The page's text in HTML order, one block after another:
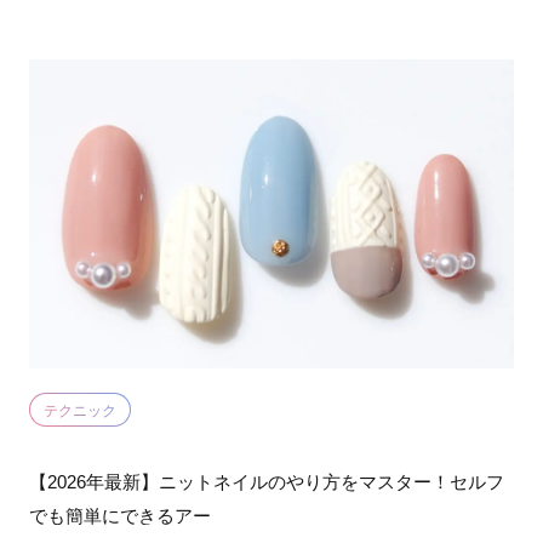
テクニック
【2026年最新】ニットネイルのやり方をマスター！セルフ
でも簡単にできるアー